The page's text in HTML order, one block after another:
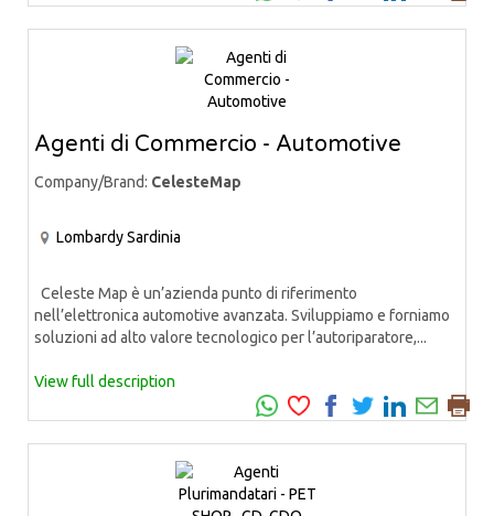
Agenti di Commercio - Automotive
Company/Brand: CelesteMap
LombardySardinia
Celeste Map è un’azienda punto di riferimento
nell’elettronica automotive avanzata. Sviluppiamo e forniamo
soluzioni ad alto valore tecnologico per l’autoriparatore,...
View full description